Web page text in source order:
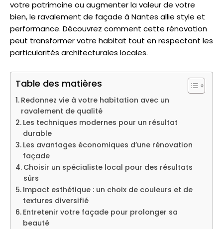
votre patrimoine ou augmenter la valeur de votre
bien, le ravalement de façade à Nantes allie style et
performance. Découvrez comment cette rénovation
peut transformer votre habitat tout en respectant les
particularités architecturales locales.
Table des matières
Redonnez vie à votre habitation avec un
ravalement de qualité
Les techniques modernes pour un résultat
durable
Les avantages économiques d’une rénovation
façade
Choisir un spécialiste local pour des résultats
sûrs
Impact esthétique : un choix de couleurs et de
textures diversifié
Entretenir votre façade pour prolonger sa
beauté